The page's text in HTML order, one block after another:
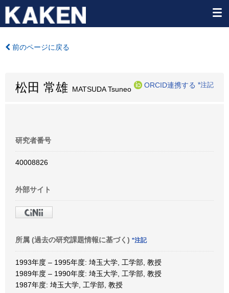
前のページに戻る
松田 常雄 MATSUDA Tsuneo
ORCID連携する *注記
研究者番号
40008826
外部サイト
所属 (過去の研究課題情報に基づく) *注記
1993年度 – 1995年度: 埼玉大学, 工学部, 教授
1989年度 – 1990年度: 埼玉大学, 工学部, 教授
1987年度: 埼玉大学, 工学部, 教授